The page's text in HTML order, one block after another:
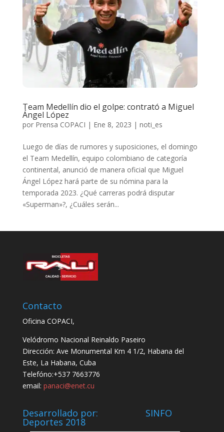
Team Medellín dio el golpe: contrató a Miguel
Ángel López
por Prensa COPACI | Ene 8, 2023 | noti_es
Luego de días de rumores y suposiciones, el domingo
el Team Medellín, equipo colombiano de categoría
continental, anunció de manera oficial que Miguel
Ángel López hará parte de su nómina para la
temporada 2023. ¿Qué carreras podrá disputar
«Superman»?, ¿Cuáles serán...
Contacto
Oficina COPACI,
Velódromo Nacional Reinaldo Paseiro
Dirección: Ave Monumental Km 4 1/2, Habana del
Este, La Habana, Cuba
Telefóno:+537 7663776
email: panaci@enet.cu
Desarrollado por: SINFO
Deportes 2018